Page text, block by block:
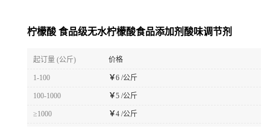
柠檬酸 食品级无水柠檬酸食品添加剂酸味调节剂
起订量 (公斤) 价格
1-100 ￥6 /公斤
100-1000 ￥5 /公斤
≥1000 ￥4 /公斤